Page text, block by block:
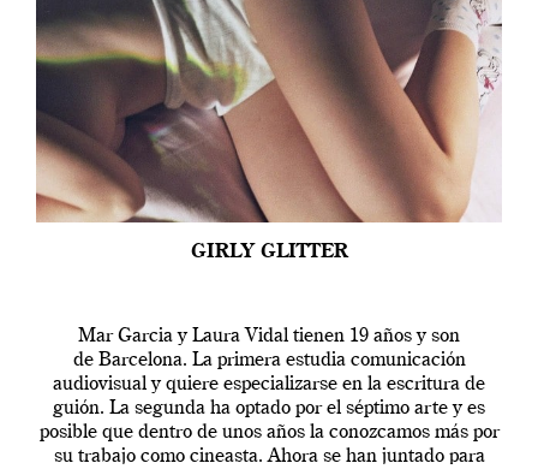
GIRLY GLITTER
Mar Garcia y Laura Vidal tienen 19 años y son
de Barcelona. La primera estudia comunicación
audiovisual y quiere especializarse en la escritura de
guión. La segunda ha optado por el séptimo arte y es
posible que dentro de unos años la conozcamos más por
su trabajo como cineasta. Ahora se han juntado para